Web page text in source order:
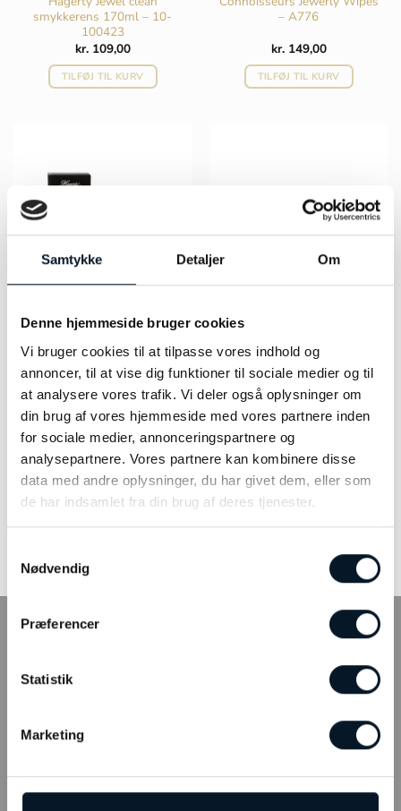
Samtykke Detaljer Om
Denne hjemmeside bruger cookies
Vi bruger cookies til at tilpasse vores indhold og
annoncer, til at vise dig funktioner til sociale medier og til
at analysere vores trafik. Vi deler også oplysninger om
din brug af vores hjemmeside med vores partnere inden
for sociale medier, annonceringspartnere og
analysepartnere. Vores partnere kan kombinere disse
data med andre oplysninger, du har givet dem, eller som
de har indsamlet fra din brug af deres tjenester.
Nødvendig
Præferencer
Statistik
Marketing
smykkerens 170ml – 10-
100423
kr.109,00
TILFØJ TIL KURV
– A776
kr.149,00
TILFØJ TIL KURV
Hagarty Jewel pudseklud
30*36cm – 10-100590
LÆS MERE
Hagerty ædelstensrens 4ml
kr.115,00
LÆS MERE
INFO
Tilmeld kundeklub
Webshop
Arne Jacobsens Allé 12, butik 105 C/O Field’s